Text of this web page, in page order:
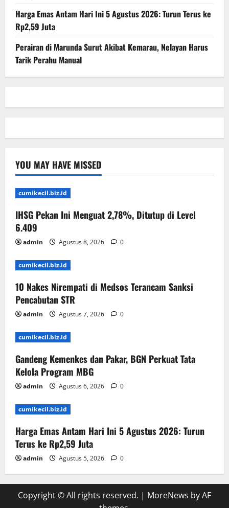
Harga Emas Antam Hari Ini 5 Agustus 2026: Turun Terus ke
Rp2,59 Juta
Perairan di Marunda Surut Akibat Kemarau, Nelayan Harus
Tarik Perahu Manual
YOU MAY HAVE MISSED
cumikecil.biz.id
IHSG Pekan Ini Menguat 2,78%, Ditutup di Level
6.409
admin Agustus 8, 2026 0
cumikecil.biz.id
10 Nakes Nirempati di Medsos Terancam Sanksi
Pencabutan STR
admin Agustus 7, 2026 0
cumikecil.biz.id
Gandeng Kemenkes dan Pakar, BGN Perkuat Tata
Kelola Program MBG
admin Agustus 6, 2026 0
cumikecil.biz.id
Harga Emas Antam Hari Ini 5 Agustus 2026: Turun
Terus ke Rp2,59 Juta
admin Agustus 5, 2026 0
Copyright © All rights reserved. | MoreNews by AF